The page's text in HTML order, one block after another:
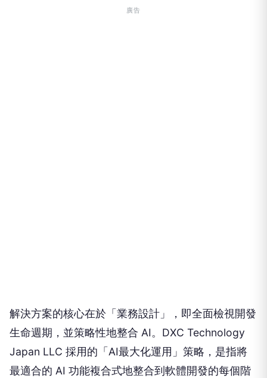
廣告
解決方案的核心在於「業務設計」，即全面檢視開發
生命週期，並策略性地整合 AI。DXC Technology
Japan LLC 採用的「AI最大化運用」策略，是指將
最適合的 AI 功能複合式地整合到軟體開發的每個階